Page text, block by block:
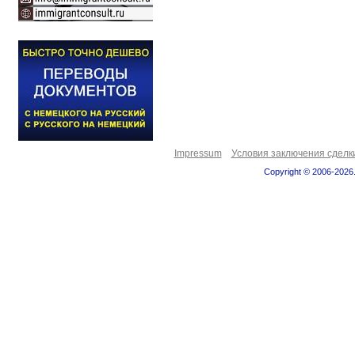
Impressum Условия заключения
Copyright © 2006-